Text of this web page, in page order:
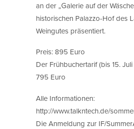
an der „Galerie auf der
historischen Palazzo-Hof des
Weingutes präsentiert.
Preis: 895 Euro
Der Frühbuchertarif (bis 15.
795 Euro
Alle Informationen:
http://www.talkntech.de/
Die Anmeldung zur IF/